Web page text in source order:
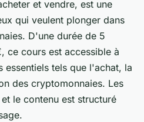
et vendre, est une
qui veulent plonger dans
D'une durée de 5
ce cours est accessible à
essentiels tels que l'achat, la
des cryptomonnaies. Les
le contenu est structuré